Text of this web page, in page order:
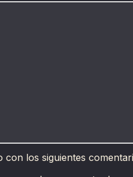
los siguientes